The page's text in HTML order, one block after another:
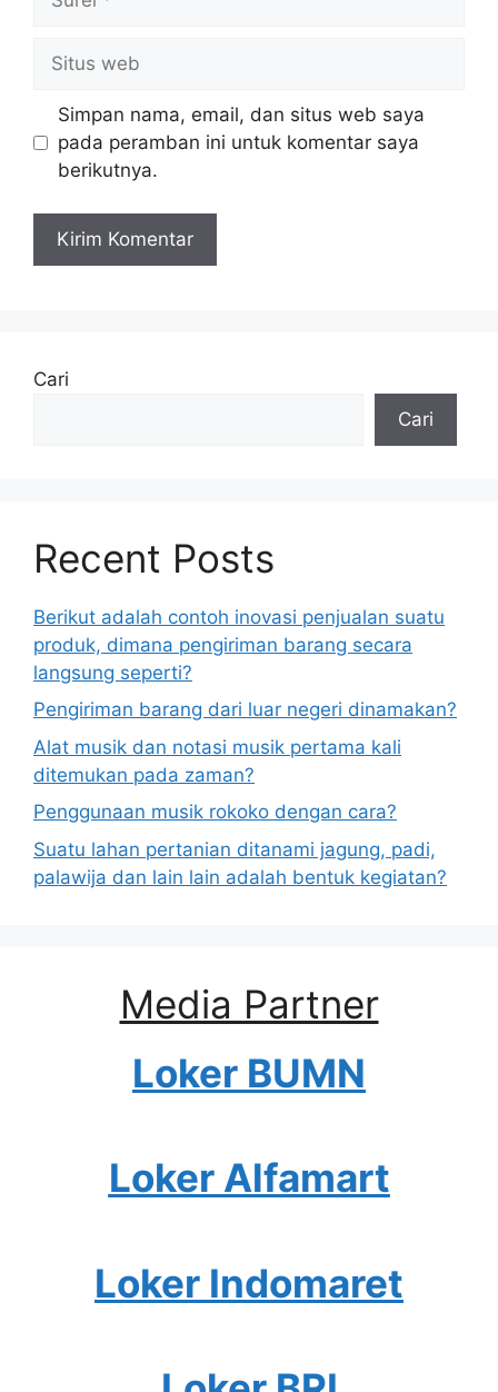
Situs
web
Simpan nama, email, dan situs web saya
pada peramban ini untuk komentar saya
berikutnya.
Cari
Cari
Recent Posts
Berikut adalah contoh inovasi penjualan suatu
produk, dimana pengiriman barang secara
langsung seperti?
Pengiriman barang dari luar negeri dinamakan?
Alat musik dan notasi musik pertama kali
ditemukan pada zaman?
Penggunaan musik rokoko dengan cara?
Suatu lahan pertanian ditanami jagung, padi,
palawija dan lain lain adalah bentuk kegiatan?
Media Partner
Loker BUMN
Loker Alfamart
Loker Indomaret